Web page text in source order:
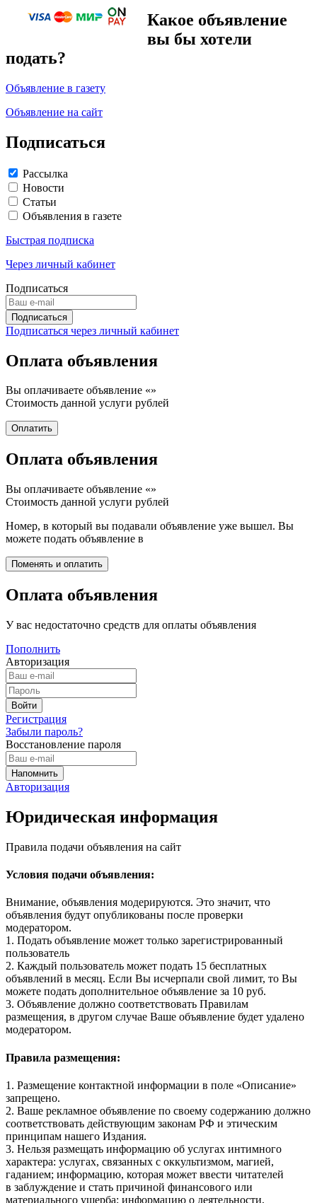
Какое объявление
вы бы хотели
подать?
Объявление в газету
Объявление на сайт
Подписаться
Рассылка
Новости
Статьи
Объявления в газете
Быстрая подписка
Через личный кабинет
Подписаться
Подписаться через личный кабинет
Оплата объявления
Вы оплачиваете объявление «»
Стоимость данной услуги рублей
Оплата объявления
Вы оплачиваете объявление «»
Стоимость данной услуги рублей
Номер, в который вы подавали объявление уже вышел. Вы
можете подать объявление в
Оплата объявления
У вас недостаточно средств для оплаты объявления
Пополнить
Авторизация
Регистрация
Забыли пароль?
Восстановление пароля
Авторизация
Юридическая информация
Правила подачи объявления на сайт
Условия подачи объявления:
Внимание, объявления модерируются. Это значит, что
объявления будут опубликованы после проверки
модератором.
1. Подать объявление может только зарегистрированный
пользователь
2. Каждый пользователь может подать 15 бесплатных
объявлений в месяц. Если Вы исчерпали свой лимит, то Вы
можете подать дополнительное объявление за 10 руб.
3. Объявление должно соответствовать Правилам
размещения, в другом случае Ваше объявление будет удалено
модератором.
Правила размещения:
1. Размещение контактной информации в поле «Описание»
запрещено.
2. Ваше рекламное объявление по своему содержанию должно
соответствовать действующим законам РФ и этическим
принципам нашего Издания.
3. Нельзя размещать информацию об услугах интимного
характера: услугах, связанных с оккультизмом, магией,
гаданием; информацию, которая может ввести читателей
в заблуждение и стать причиной финансового или
материального ущерба; информацию о деятельности,